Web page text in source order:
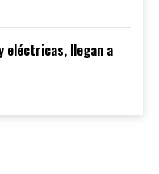
eléctricas, llegan a